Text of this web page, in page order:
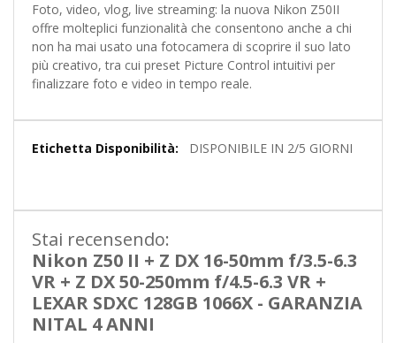
Foto, video, vlog, live streaming: la nuova Nikon Z50II
offre molteplici funzionalità che consentono anche a chi
non ha mai usato una fotocamera di scoprire il suo lato
più creativo, tra cui preset Picture Control intuitivi per
finalizzare foto e video in tempo reale.
Maggiori
DISPONIBILE IN 2/5 GIORNI
Stai recensendo:
Nikon Z50 II + Z DX 16-50mm f/3.5-6.3
VR + Z DX 50-250mm f/4.5-6.3 VR +
LEXAR SDXC 128GB 1066X - GARANZIA
NITAL 4 ANNI